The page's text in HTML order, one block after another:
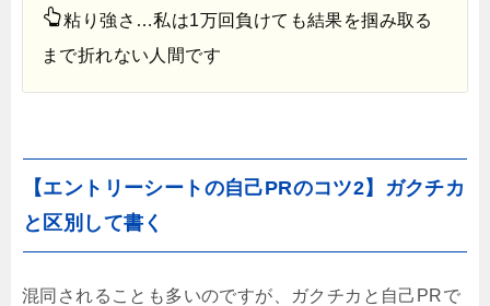
粘り強さ…私は1万回負けても結果を掴み取る
まで折れない人間です
【エントリーシートの自己PRのコツ2】ガクチカ
と区別して書く
混同されることも多いのですが、ガクチカと自己PRで